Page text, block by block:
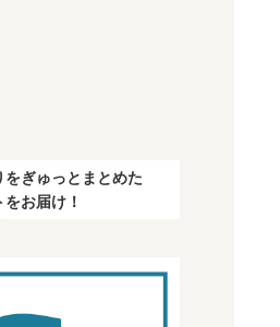
ぎゅっとまとめた
お届け！